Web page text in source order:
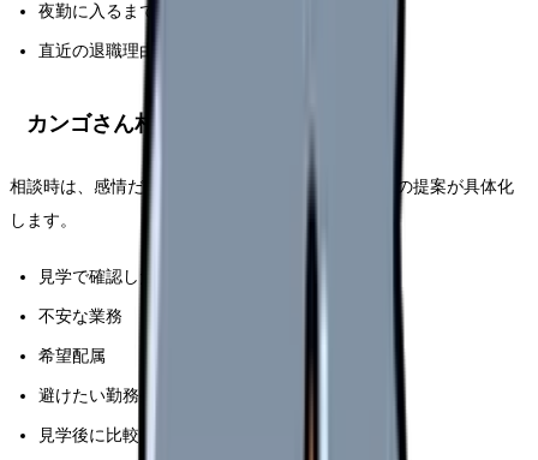
夜勤に入るまでの平均期間はどのくらいですか？
直近の退職理由で多いものは何ですか？
カンゴさん相談で伝える条件テンプレ
相談時は、感情だけでなく条件として伝えると、次の提案が具体化
します。
見学で確認したいこと
不安な業務
希望配属
避けたい勤務条件
見学後に比較する項目